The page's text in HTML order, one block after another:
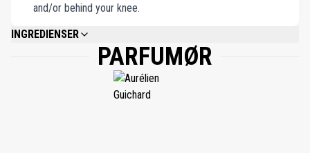
and/or behind your knee.
INGREDIENSER
ALCOHOL DENAT., PARFUM (FRAGRANCE), WATER (AQUA), ALPHA-
ISOMETHYL IONONE,LINALOOL, EUGENOL,LIMONENE, BHT, COUMARIN,
FARNESOL, BENZYL CINNAMATE, BENZYL BENZOATE.
PARFUMØR